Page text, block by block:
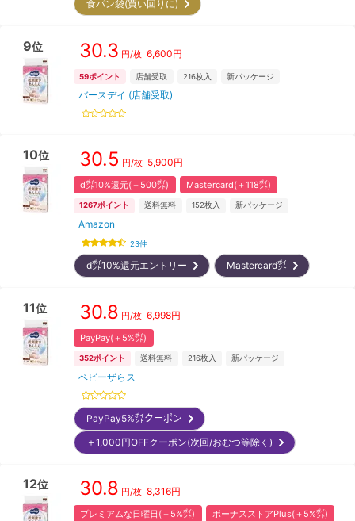
食パン袋(買い回りに)
9位 30.3 円/枚 6,600円
59ポイント 店舗受取 216枚入 新パッケージ
バースデイ (店舗受取)
10位 30.5 円/枚 5,900円
d㌽10%還元(＋500㌽) Mastercard(＋118㌽)
1267ポイント 送料無料 152枚入 新パッケージ
Amazon
23件
d㌽10%還元エントリー Mastercard㌽
11位 30.8 円/枚 6,998円
PayPay(＋5%㌽)
352ポイント 送料無料 216枚入 新パッケージ
ベビーザらス
PayPay5%㌽クーポン
＋1,000円OFFクーポン(次回/おむつ等除く)
12位 30.8 円/枚 8,316円
プレミアムな日曜日(＋5%㌽)
ボーナスストアPlus(＋5%㌽)